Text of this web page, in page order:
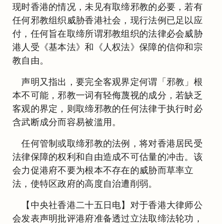
现时香港的情况，未见有取缔邪教的必要，若有
任何邪教组织威胁香港社会，现行法例已足以应
付，任何旨在取缔所谓邪教组织的法律必会威胁
港人受《基本法》和《人权法》保障的信仰和宗
教自由。
声明又指出，要完全客观界定何谓「邪教」根
本不可能，邪教一词有轻侮蔑视的成分，若缺乏
客观的界定，则取缔邪教的任何法律于执行时必
含武断成分而容易被滥用。
任何管制或取缔邪教的法例，将对香港居民受
法律保障的权利和自由造成不可估量的冲击。该
会力促港府不要为根本不存在的威胁而草率立
法，使特区政府的高度自治遭削弱。
【中央社香港二十五日电】对于香港大律师公
会发表声明批评港府准备透过立法取缔法轮功，